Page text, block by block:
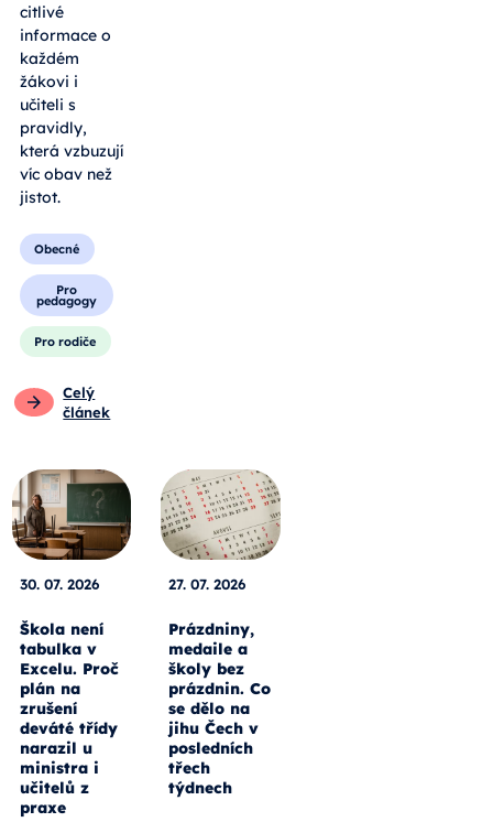
citlivé
informace o
každém
žákovi i
učiteli s
pravidly,
která vzbuzují
víc obav než
jistot.
Obecné
Pro
pedagogy
Pro rodiče
Celý
článek
30. 07. 2026
Škola není
tabulka v
Excelu. Proč
plán na
zrušení
deváté třídy
narazil u
ministra i
učitelů z
praxe
27. 07. 2026
Prázdniny,
medaile a
školy bez
prázdnin. Co
se dělo na
jihu Čech v
posledních
třech
týdnech